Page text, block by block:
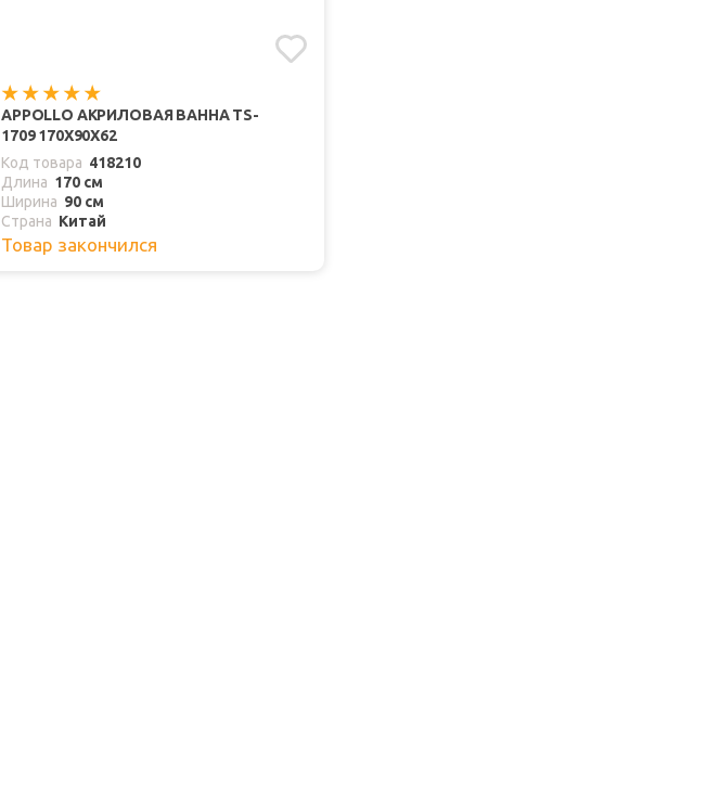
APPOLLO АКРИЛОВАЯ ВАННА TS-
1709 170Х90Х62
Код товара 418210
Длина 170 см
Ширина 90 см
Страна Китай
Товар закончился